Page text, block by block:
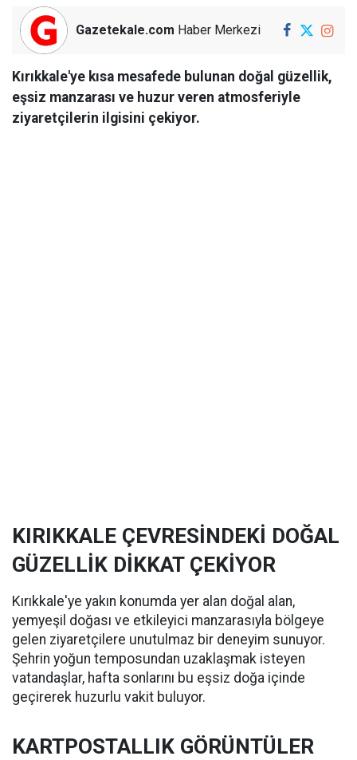
Gazetekale.com Haber Merkezi
Kırıkkale'ye kısa mesafede bulunan doğal güzellik,
eşsiz manzarası ve huzur veren atmosferiyle
ziyaretçilerin ilgisini çekiyor.
KIRIKKALE ÇEVRESİNDEKİ DOĞAL
GÜZELLİK DİKKAT ÇEKİYOR
Kırıkkale'ye yakın konumda yer alan doğal alan,
yemyeşil doğası ve etkileyici manzarasıyla bölgeye
gelen ziyaretçilere unutulmaz bir deneyim sunuyor.
Şehrin yoğun temposundan uzaklaşmak isteyen
vatandaşlar, hafta sonlarını bu eşsiz doğa içinde
geçirerek huzurlu vakit buluyor.
KARTPOSTALLIK GÖRÜNTÜLER